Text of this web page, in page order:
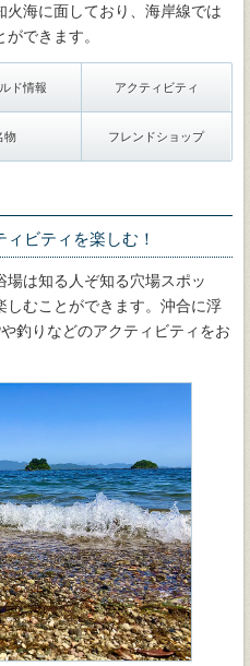
海に面しており、海岸線では
できます。
ド情報 アクティビティ
物 フレンドショップ
ビティを楽しむ！
は知る人ぞ知る穴場スポッ
しむことができます。沖合に浮
釣りなどのアクティビティをお